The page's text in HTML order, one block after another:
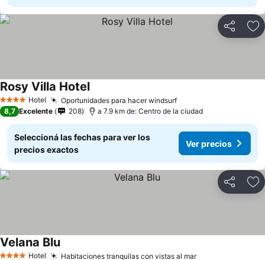
Compartir
4 EstrellasHotel Oportunidades para hacer windsurf
Rosy Villa Hotel
8,7 Excelente 208 a 7.9 km de: Centro de la ciudad
Seleccioná las fechas para ver los
precios exactos
Ver precios
Compartir
Hotel Habitaciones tranquilas con vistas al mar
Velana Blu